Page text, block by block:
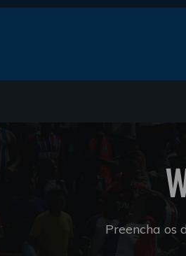
Preencha os